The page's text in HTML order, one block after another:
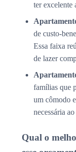
ter excelente
de custo-
Essa faixa
de lazer
famílias que
um cômodo
necessária
Qual o